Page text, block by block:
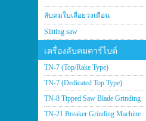
ลับคมใบเลื่อยวงเดือน
Slitting saw
เครื่องลับคมคาร์ไบด์
TN-7 (Top/Rake Type)
TN-7 (Dedicated Top Type)
TN-8 Tipped Saw Blade Grinding
TN-21 Breaker Grinding Machine